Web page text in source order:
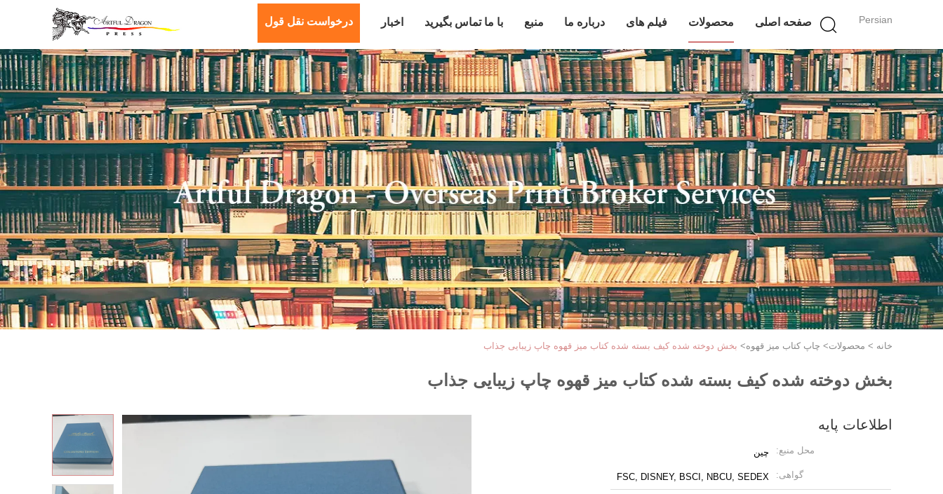
Persian صفحه اصلی محصولات فیلم های درباره ما منبع با ما تماس بگیرید اخبار درخواست نقل قول
خانه > محصولات> چاپ کتاب میز قهوه> بخش دوخته شده کیف بسته شده کتاب میز قهوه چاپ زیبایی جذاب
بخش دوخته شده کیف بسته شده کتاب میز قهوه چاپ زیبایی جذاب
اطلاعات پایه
محل منبع: چین
گواهی: FSC, DISNEY, BSCI, NBCU, SEDEX